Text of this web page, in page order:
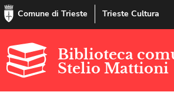
Comune di Trieste Trieste Cultura
Biblioteca
Stelio Mattioni